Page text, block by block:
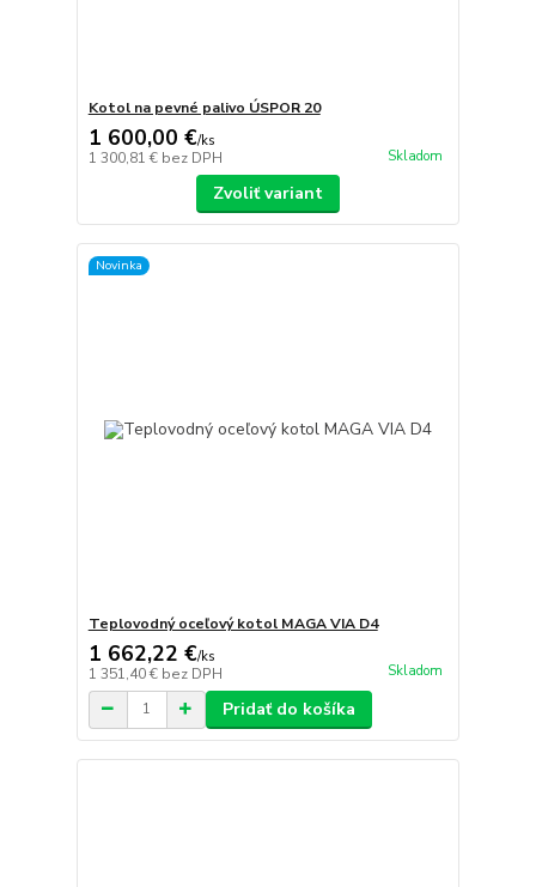
Kotol na pevné palivo ÚSPOR 20
1 600,00 €/ks
1 300,81 € bez DPH Skladom
Zvoliť variant
Novinka
Teplovodný oceľový kotol MAGA VIA D4
1 662,22 €/ks
1 351,40 € bez DPH Skladom
Pridať do košíka